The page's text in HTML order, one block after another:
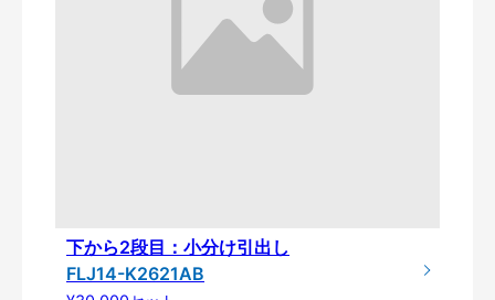
下から2段目：小分け引出し
FLJ14-K2621AB